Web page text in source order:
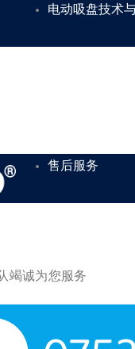
电动吸盘技术
售后服务
竭诚为您服务